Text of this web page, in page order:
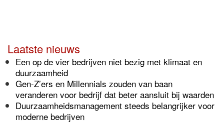
Laatste nieuws
Een op de vier bedrijven niet bezig met klimaat en
duurzaamheid
Gen-Z’ers en Millennials zouden van baan
veranderen voor bedrijf dat beter aansluit bij waarden
Duurzaamheidsmanagement steeds belangrijker voor
moderne bedrijven